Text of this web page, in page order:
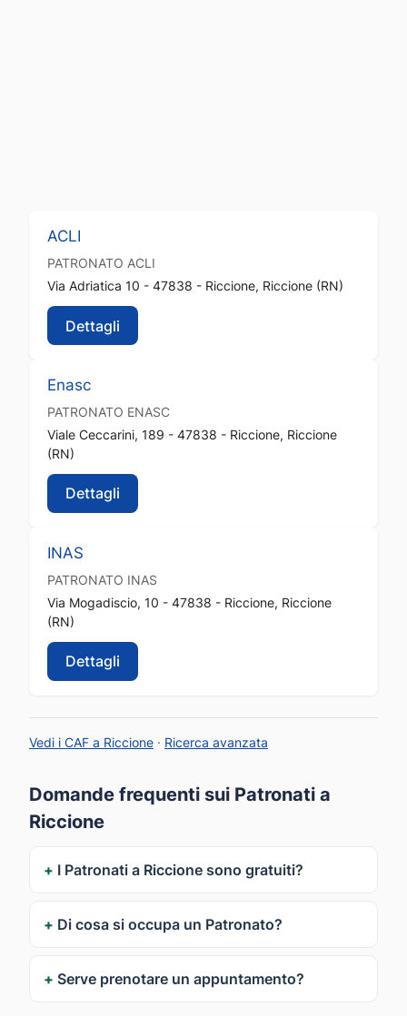
ACLI
PATRONATO ACLI
Via Adriatica 10 - 47838 - Riccione, Riccione (RN)
Dettagli
Enasc
PATRONATO ENASC
Viale Ceccarini, 189 - 47838 - Riccione, Riccione
(RN)
Dettagli
INAS
PATRONATO INAS
Via Mogadiscio, 10 - 47838 - Riccione, Riccione
(RN)
Dettagli
Vedi i CAF a Riccione · Ricerca avanzata
Domande frequenti sui Patronati a
Riccione
I Patronati a Riccione sono gratuiti?
Di cosa si occupa un Patronato?
Serve prenotare un appuntamento?